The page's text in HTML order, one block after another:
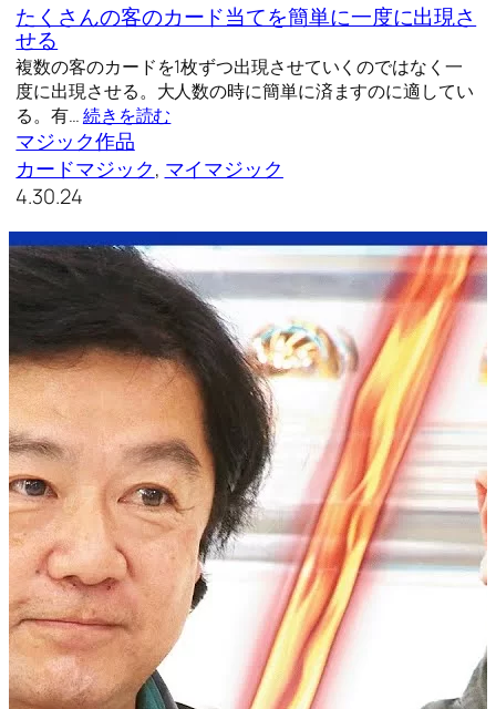
たくさんの客のカード当てを簡単に一度に出現さ
せる
複数の客のカードを1枚ずつ出現させていくのではなく一
度に出現させる。大人数の時に簡単に済ますのに適してい
る。有…続きを読む
マジック作品
カードマジック, マイマジック
4.30.24